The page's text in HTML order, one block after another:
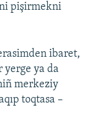
pişirmekni
ibaret,
yerge ya da
merkeziy
toqtasa –